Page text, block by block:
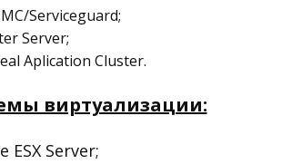
Serviceguard;
Server;
Aplication Cluster.
виртуализации:
ESX Server;